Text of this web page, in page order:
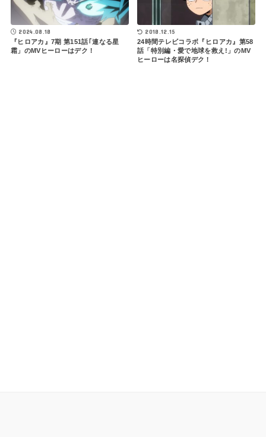
2024.08.18
『ヒロアカ』7期 第151話｢連なる星
霜」のMVヒーローはデク！
2018.12.15
24時間テレビコラボ『ヒロアカ』第58
話「特別編・愛で地球を救え!」のMV
ヒーローは名探偵デク！